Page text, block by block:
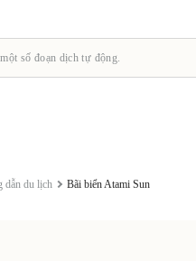
số đoạn dịch tự động.
dẫn du lịch Bãi biển Atami Sun